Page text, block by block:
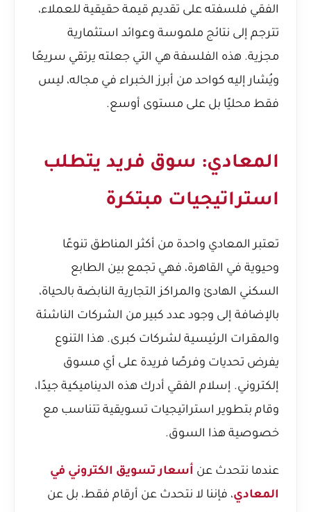
الفقي فلسفته على تقديم قيمة حقيقية للعملاء،
تترجم إلى نتائج ملموسة وعوائد استثمارية
مجزية. هذه الفلسفة هي التي جعلته يرتقي سريعًا
ويُشار إليه كواحد من أبرز الخبراء في مجاله، ليس
فقط محليًا بل على مستوى أوسع.
المعادي: سوق فريد يتطلب
استراتيجيات مبتكرة
تعتبر المعادي واحدة من أكثر المناطق تنوعًا
وحيوية في القاهرة، فهي تجمع بين الطابع
السكني الهادئ والمراكز التجارية النابضة بالحياة،
بالإضافة إلى وجود عدد كبير من الشركات الناشئة
والمقرات الرئيسية لشركات كبرى. هذا التنوع
يفرض تحديات وفرصًا فريدة على أي مسوق
إلكتروني. إسلام الفقي أدرك هذه الديناميكية جيدًا،
وقام بتطوير استراتيجيات تسويقية تتناسب مع
خصوصية هذا السوق.
عندما نتحدث عن أسعار تسويق الكتروني في
المعادي، فإننا لا نتحدث عن أرقام فقط، بل عن